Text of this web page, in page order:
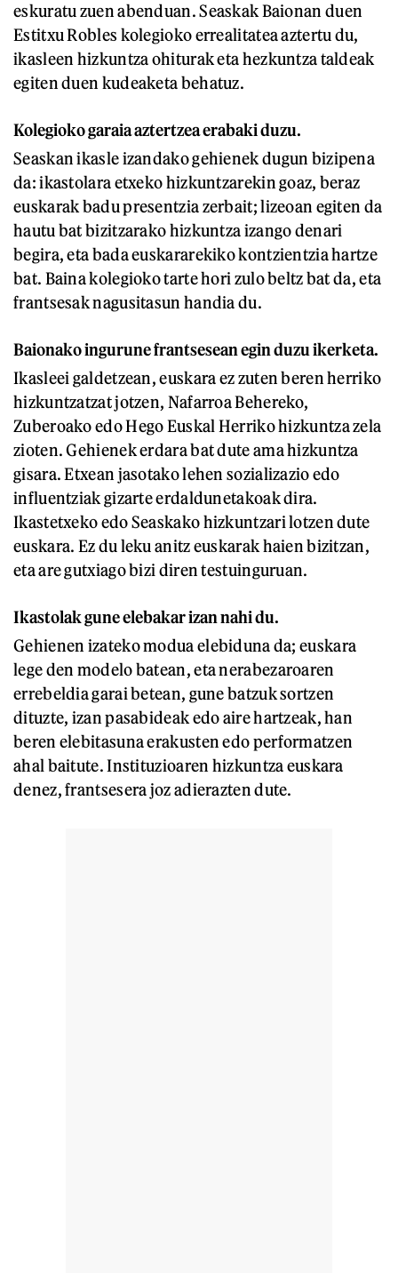
eskuratu zuen abenduan. Seaskak Baionan duen
Estitxu Robles kolegioko errealitatea aztertu du,
ikasleen hizkuntza ohiturak eta hezkuntza taldeak
egiten duen kudeaketa behatuz.
Kolegioko garaia aztertzea erabaki duzu.
Seaskan ikasle izandako gehienek dugun bizipena
da: ikastolara etxeko hizkuntzarekin goaz, beraz
euskarak badu presentzia zerbait; lizeoan egiten da
hautu bat bizitzarako hizkuntza izango denari
begira, eta bada euskararekiko kontzientzia hartze
bat. Baina kolegioko tarte hori zulo beltz bat da, eta
frantsesak nagusitasun handia du.
Baionako ingurune frantsesean egin duzu ikerketa.
Ikasleei galdetzean, euskara ez zuten beren herriko
hizkuntzatzat jotzen, Nafarroa Behereko,
Zuberoako edo Hego Euskal Herriko hizkuntza zela
zioten. Gehienek erdara bat dute ama hizkuntza
gisara. Etxean jasotako lehen sozializazio edo
influentziak gizarte erdaldunetakoak dira.
Ikastetxeko edo Seaskako hizkuntzari lotzen dute
euskara. Ez du leku anitz euskarak haien bizitzan,
eta are gutxiago bizi diren testuinguruan.
Ikastolak gune elebakar izan nahi du.
Gehienen izateko modua elebiduna da; euskara
lege den modelo batean, eta nerabezaroaren
errebeldia garai betean, gune batzuk sortzen
dituzte, izan pasabideak edo aire hartzeak, han
beren elebitasuna erakusten edo performatzen
ahal baitute. Instituzioaren hizkuntza euskara
denez, frantsesera joz adierazten dute.